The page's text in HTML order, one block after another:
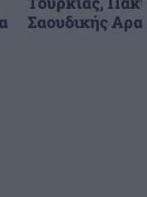
Σαουδικής